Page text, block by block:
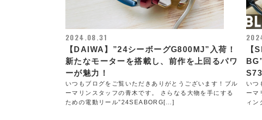
2024.08.31
【DAIWA】”24シーボーグG800MJ”入荷！
新たなモーターを搭載し、前作を上回るパワ
ーが魅力！
いつもブログをご覧いただきありがとうございます！ブル
ーマリンスタッフの青木です。 さらなる大物を手にする
ための電動リール”24SEABORG[...]
【
いつ
ーマ
ィン